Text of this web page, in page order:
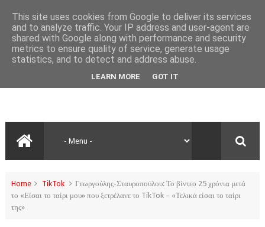
Home TikTok
Γεωργούλης-Σταυροπούλου: Το βίντεο 25 χρόνια μετά
το «Είσαι το ταίρι μου» που ξετρέλανε το TikTok – «Τελικά είσαι το ταίρι
της»
This site uses cookies from Google to deliver its services
and to analyze traffic. Your IP address and user-agent are
shared with Google along with performance and security
metrics to ensure quality of service, generate usage
statistics, and to detect and address abuse.
LEARN MORE GOT IT